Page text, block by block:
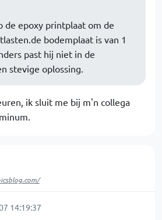
de epoxy printplaat om de
bodemplaat is van 1
past hij niet in de
stevige oplossing.
ik sluit me bij m'n collega
14:19:37